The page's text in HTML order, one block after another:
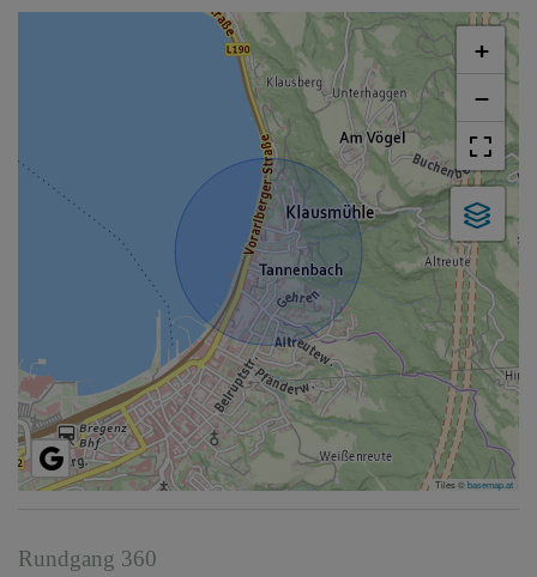
+
−
Tiles ©basemap.at
Rundgang 360